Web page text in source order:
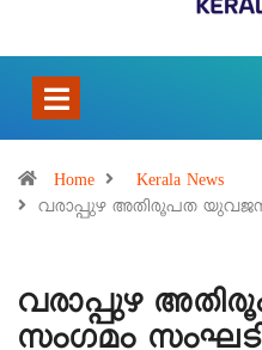
Home
Kerala News
വരാപ്പുഴ അതിരൂപത
വരാപ്പുഴ